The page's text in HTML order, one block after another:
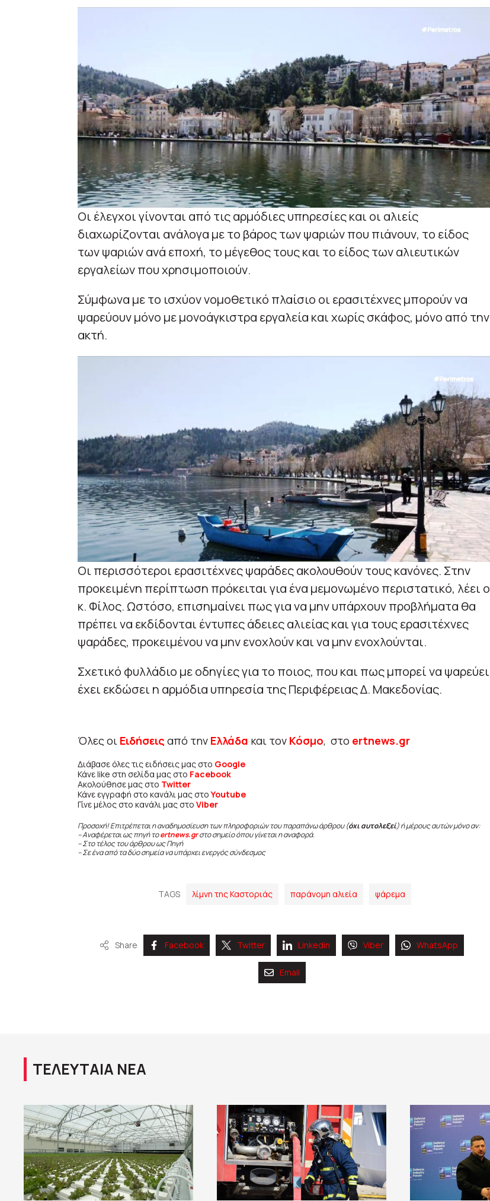
Οι έλεγχοι γίνονται από τις αρμόδιες υπηρεσίες και οι αλιείς
διαχωρίζονται ανάλογα με το βάρος των ψαριών που πιάνουν, το είδος
των ψαριών ανά εποχή, το μέγεθος τους και το είδος των αλιευτικών
εργαλείων που χρησιμοποιούν.
Σύμφωνα με το ισχύον νομοθετικό πλαίσιο οι ερασιτέχνες μπορούν να
ψαρεύουν μόνο με μονοάγκιστρα εργαλεία και χωρίς σκάφος, μόνο από την
ακτή.
Οι περισσότεροι ερασιτέχνες ψαράδες ακολουθούν τους κανόνες. Στην
προκειμένη περίπτωση πρόκειται για ένα μεμονωμένο περιστατικό, λέει ο
κ. Φίλος. Ωστόσο, επισημαίνει πως για να μην υπάρχουν προβλήματα θα
πρέπει να εκδίδονται έντυπες άδειες αλιείας και για τους ερασιτέχνες
ψαράδες, προκειμένου να μην ενοχλούν και να μην ενοχλούνται.
Σχετικό φυλλάδιο με οδηγίες για το ποιος, που και πως μπορεί να ψαρεύει
έχει εκδώσει η αρμόδια υπηρεσία της Περιφέρειας Δ. Μακεδονίας.
Όλες οι Ειδήσεις από την Ελλάδα και τον Κόσμο, στο ertnews.gr
Διάβασε όλες τις ειδήσεις μας στο Google
Κάνε like στη σελίδα μας στο Facebook
Ακολούθησε μας στο Twitter
Κάνε εγγραφή στο κανάλι μας στοYoutube
Γίνε μέλος στο κανάλι μας στο Viber
Προσοχή! Επιτρέπεται η αναδημοσίευση των πληροφοριών του παραπάνω άρθρου (όχι αυτολεξεί) ή μέρους αυτών μόνο αν:
– Αναφέρεται ως πηγή τοertnews.gr στο σημείο όπου γίνεται η αναφορά.
– Στο τέλος του άρθρου ως Πηγή
– Σε ένα από τα δύο σημεία να υπάρχει ενεργός σύνδεσμος
TAGS λίμνη της Καστοριάς παράνομη αλιεία ψάρεμα
Share Facebook Twitter Linkedin Viber WhatsApp
Email
ΤΕΛΕΥΤΑΙΑ ΝΕΑ